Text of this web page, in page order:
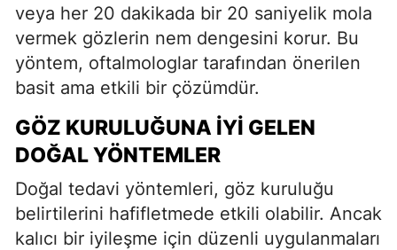
veya her 20 dakikada bir 20 saniyelik mola
vermek gözlerin nem dengesini korur. Bu
yöntem, oftalmologlar tarafından önerilen
basit ama etkili bir çözümdür.
GÖZ KURULUĞUNA İYI GELEN
DOĞAL YÖNTEMLER
Doğal tedavi yöntemleri, göz kuruluğu
belirtilerini hafifletmede etkili olabilir. Ancak
kalıcı bir iyileşme için düzenli uygulanmaları